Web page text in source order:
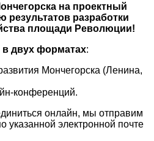
на проектный
разработки
площади Революции!
в двух форматах:
Мончегорска (Ленина,
конференций.
онлайн, мы отправим
указанной электронной почте